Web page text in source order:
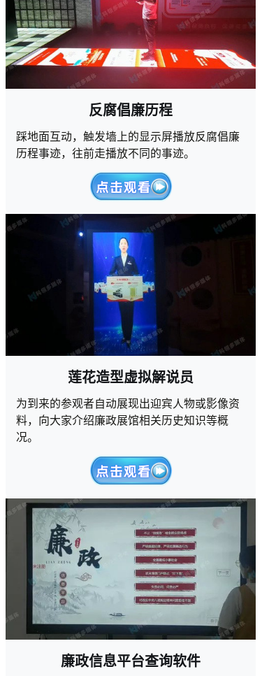
反腐倡廉历程
踩地面互动，触发墙上的显示屏播放反腐倡廉
历程事迹，往前走播放不同的事迹。
莲花造型虚拟解说员
为到来的参观者自动展现出迎宾人物或影像资
料，向大家介绍廉政展馆相关历史知识等概
况。
廉政信息平台查询软件